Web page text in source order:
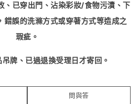
、已穿出門、沾染彩妝/食物污漬、下
錯誤的洗滌方式或穿著方式等造成之
瑕疵。
牌、已過退換受理日才寄回。
問與答